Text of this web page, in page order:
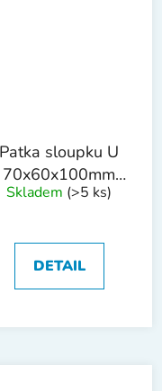
Patka sloupku U
70x60x100mm
tl.4mm trn
Skladem (>5 ks)
DETAIL